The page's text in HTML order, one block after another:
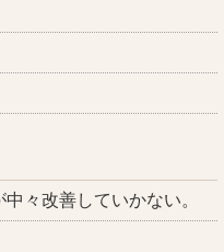
々改善していかない。